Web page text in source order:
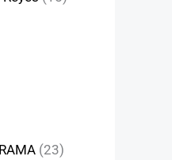
(23)